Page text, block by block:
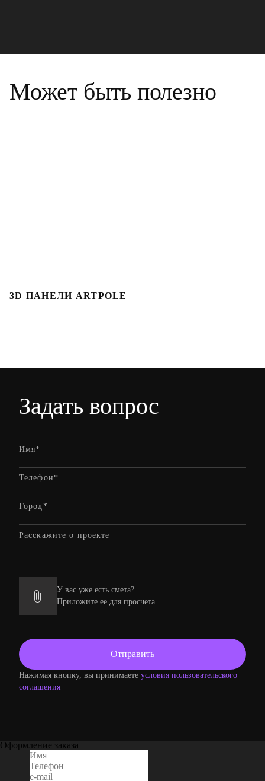
Может быть полезно
3D ПАНЕЛИ ARTPOLE
Задать вопрос
У вас уже есть смета?
Приложите ее для просчета
Нажимая кнопку, вы принимаете условия пользовательского
соглашения
Оформление заказа